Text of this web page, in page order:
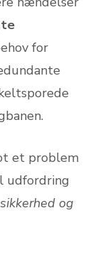
for
et problem
udfordring
og